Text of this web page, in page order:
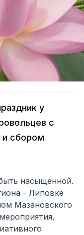
у
с
и сбором
насыщенной.
- Липовке
Мазановского